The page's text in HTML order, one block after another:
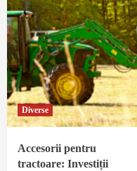
Diverse
Accesorii pentru
tractoare: Investiții